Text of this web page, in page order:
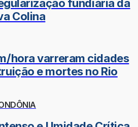
fundiária da
Colina
hora varreram cidades
e mortes no Rio